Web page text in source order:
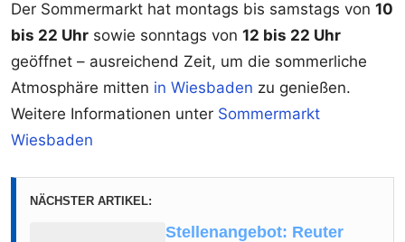
Der Sommermarkt hat montags bis samstags von 10
bis 22 Uhr sowie sonntags von 12 bis 22 Uhr
geöffnet – ausreichend Zeit, um die sommerliche
Atmosphäre mitten in Wiesbaden zu genießen.
Weitere Informationen unter Sommermarkt
Wiesbaden
NÄCHSTER ARTIKEL:
Stellenangebot: Reuter